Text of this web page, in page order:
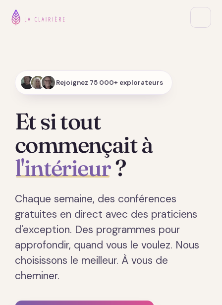
Rejoignez 75 000+ explorateurs
Et si tout
commençait à
l'intérieur?
Chaque semaine, des conférences
gratuites en direct avec des praticiens
d'exception. Des programmes pour
approfondir, quand vous le voulez. Nous
choisissons le meilleur. À vous de
cheminer.